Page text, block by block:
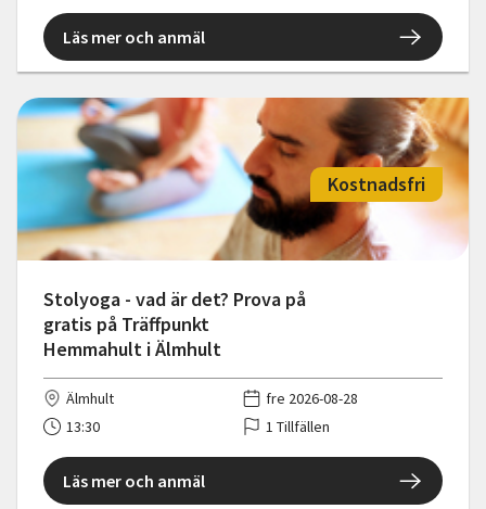
Läs mer och anmäl
Stolyoga - vad är det? Prova på
gratis på Träffpunkt
Hemmahult i Älmhult
Kostnadsfri
Älmhult
fre 2026-08-28
13:30
1 Tillfällen
Läs mer och anmäl